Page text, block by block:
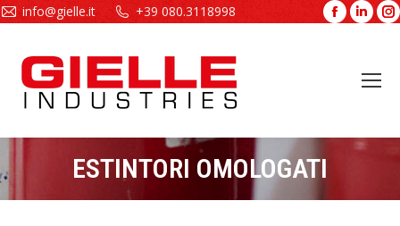
info@gielle.it +39 080.3118998
Facebook
in
ESTINTORI OMOLOGATI
Tu sei qui: